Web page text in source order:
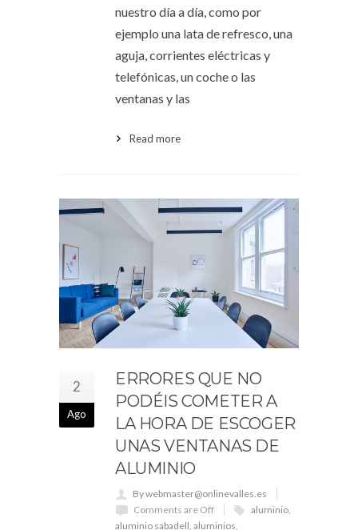
nuestro día a día, como por
ejemplo una lata de refresco, una
aguja, corrientes eléctricas y
telefónicas, un coche o las
ventanas y las
Read more
2
Ago
ERRORES QUE NO
PODÉIS COMETER A
LA HORA DE ESCOGER
UNAS VENTANAS DE
ALUMINIO
By webmaster@onlinevalles.es
Comments are Off
aluminio,
aluminio sabadell, aluminios,